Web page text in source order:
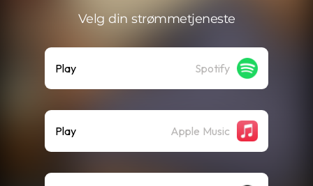
Velg din strømmetjeneste
Play Spotify
Play Apple Music